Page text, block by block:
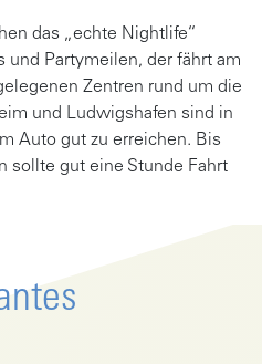
das „echte Nightlife“
und Partymeilen, der fährt am
Zentren rund um die
und Ludwigshafen sind in
Auto gut zu erreichen. Bis
sollte gut eine Stunde Fahrt